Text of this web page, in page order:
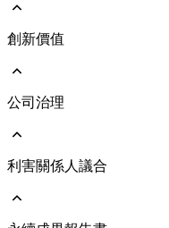
能源與氣體管理
前往 社會共融
人權管理
社會與人文關懷
創新價值
前往 創新價值
公司治理
前往 公司治理
董事會
利害關係人議合